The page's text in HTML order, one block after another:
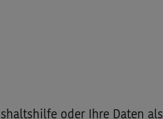
oder Ihre Daten als